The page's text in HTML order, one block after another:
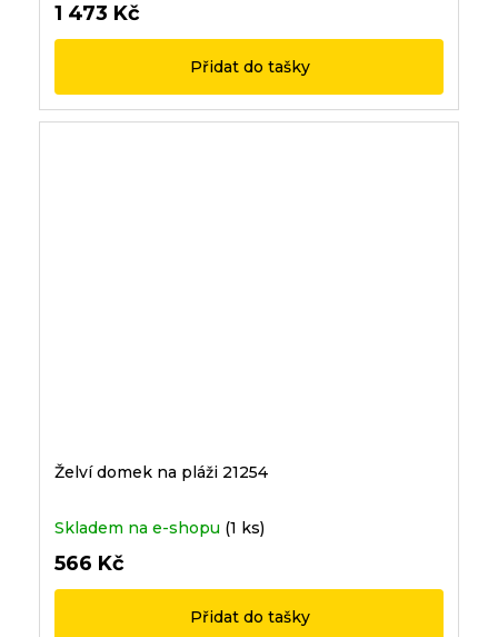
1 473 Kč
Přidat do tašky
Želví domek na pláži 21254
Skladem na e-shopu (1 ks)
566 Kč
Přidat do tašky